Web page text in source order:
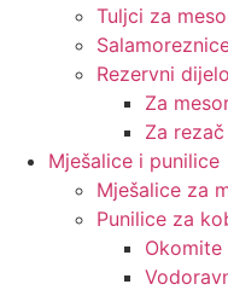
Tuljci za
Rezervni
Za
Za
Mješalice i punilice
Mješalice za
Punilice za